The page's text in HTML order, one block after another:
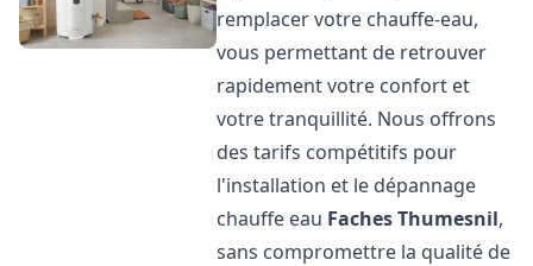
remplacer votre chauffe-eau,
vous permettant de retrouver
rapidement votre confort et
votre tranquillité. Nous offrons
des tarifs compétitifs pour
l'installation et le dépannage
chauffe eau Faches Thumesnil,
sans compromettre la qualité de